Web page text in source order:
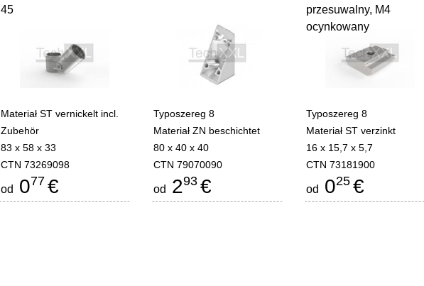
45
Materiał ST vernickelt incl.
Zubehör
83 x 58 x 33
CTN 73269098
od 077 €
Typoszereg 8
Materiał ZN beschichtet
80 x 40 x 40
CTN 79070090
od 293 €
przesuwalny, M4
ocynkowany
Typoszereg 8
Materiał ST verzinkt
16 x 15,7 x 5,7
CTN 73181900
od 025 €